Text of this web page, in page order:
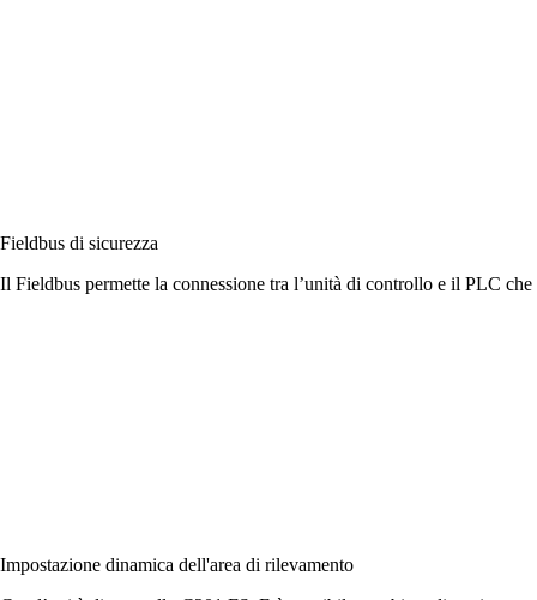
Fieldbus di sicurezza
Il Fieldbus permette la connessione tra l’unità di controllo e il PLC
Impostazione dinamica dell'area di rilevamento